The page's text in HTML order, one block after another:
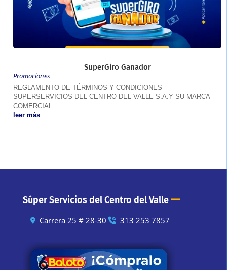
SuperGiro Ganador
Promociones
REGLAMENTO DE TÉRMINOS Y CONDICIONES
SUPERSERVICIOS DEL CENTRO DEL VALLE S.A.Y SU MARCA
COMERCIAL...
leer más
Súper Servicios del Centro del Valle—
Carrera 25 # 28-30 313 253 7857